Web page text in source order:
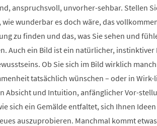
anspruchsvoll, unvorher-sehbar. Stellen
wie wunderbar es doch wäre, das
zu finden und das, was Sie sehen und
Auch ein Bild ist ein natürlicher,
Ob Sie sich im Bild wirklich
tatsächlich wünschen – oder in
Absicht und Intuition, anfänglicher Vor-
sich ein Gemälde entfaltet, sich Ihnen
auszuprobieren. Manchmal kommt